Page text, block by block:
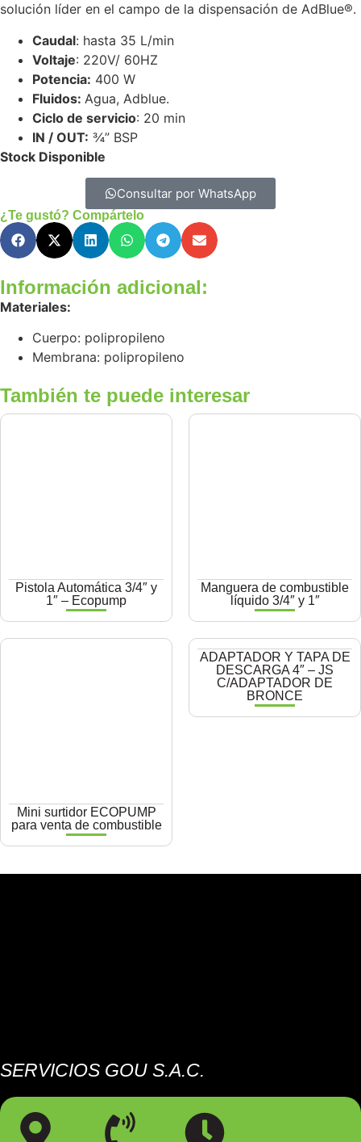
solución líder en el campo de la dispensación de AdBlue®.
Caudal: hasta 35 L/min
Voltaje: 220V/ 60HZ
Potencia: 400 W
Fluidos: Agua, Adblue.
Ciclo de servicio: 20 min
IN / OUT: ¾” BSP
Stock Disponible
Consultar por WhatsApp
¿Te gustó? Compártelo
Información adicional:
Materiales:
Cuerpo: polipropileno
Membrana: polipropileno
También te puede interesar
Pistola Automática 3/4″ y
1″ – Ecopump
Manguera de combustible
líquido 3/4″ y 1″
Mini surtidor ECOPUMP
para venta de combustible
ADAPTADOR Y TAPA DE
DESCARGA 4″ – JS
C/ADAPTADOR DE
BRONCE
SERVICIOS GOU S.A.C.
Somos una empresa especializada en el mantenimiento de